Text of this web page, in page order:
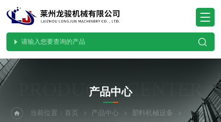
PRODUCTS CENTER
产品中心
当前位置：首页 产品中心 塑料机械设备 塑料混料机